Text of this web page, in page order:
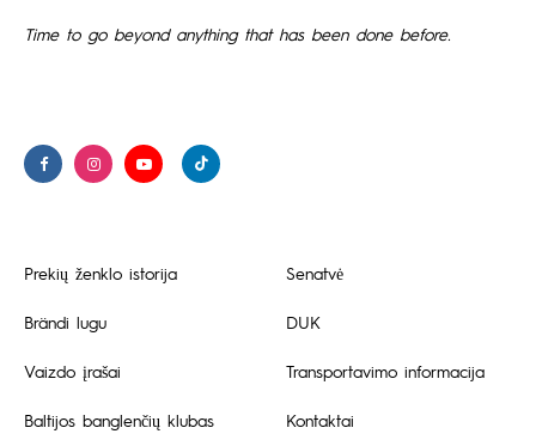
Time to go beyond anything that has been done before.
Prekių ženklo istorija
Brändi lugu
Vaizdo įrašai
Baltijos banglenčių klubas
Senatvė
DUK
Transportavimo informacija
Kontaktai